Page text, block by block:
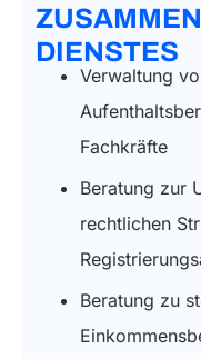
DIENSTES
Verwaltung
Fachkräfte
Beratung zur
rechtlichen
Beratung zu